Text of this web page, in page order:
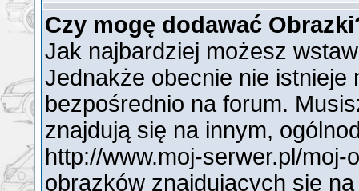
Czy mogę dodawać
Jak najbardziej możesz
Jednakże obecnie nie istnieje
bezpośrednio na forum.
znajdują się na innym,
http://www.moj-serwer.pl/
obrazków znajdujących się